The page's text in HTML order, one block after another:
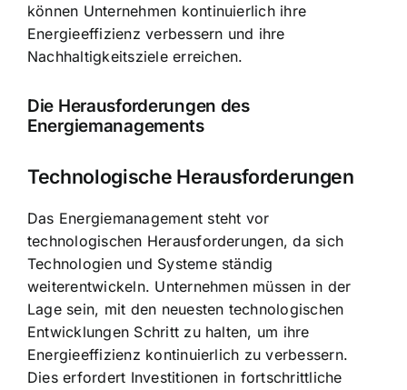
können Unternehmen kontinuierlich ihre
Energieeffizienz verbessern und ihre
Nachhaltigkeitsziele erreichen.
Die Herausforderungen des
Energiemanagements
Technologische Herausforderungen
Das Energiemanagement steht vor
technologischen Herausforderungen, da sich
Technologien und Systeme ständig
weiterentwickeln. Unternehmen müssen in der
Lage sein, mit den neuesten technologischen
Entwicklungen Schritt zu halten, um ihre
Energieeffizienz kontinuierlich zu verbessern.
Dies erfordert Investitionen in fortschrittliche